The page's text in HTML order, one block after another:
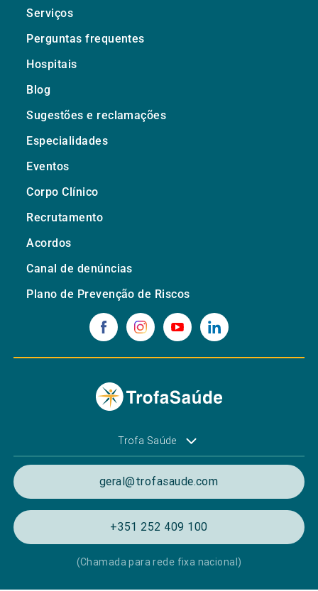
Serviços
Perguntas frequentes
Hospitais
Blog
Sugestões e reclamações
Especialidades
Eventos
Corpo Clínico
Recrutamento
Acordos
Canal de denúncias
Plano de Prevenção de Riscos
Trofa Saúde
geral@trofasaude.com
+351 252 409 100
(Chamada para rede fixa nacional)